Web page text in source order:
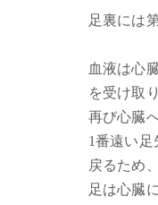
足裏には
血液は心
を受け取り
再び心臓
1番遠い
戻るため、
足は心臓